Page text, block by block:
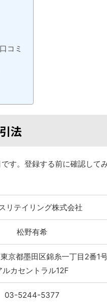
コミ
法
す。登録する前に確認して
リテイリング株式会社
松野有希
京都墨田区錦糸一丁目2番1
ルカセントラル12F
03-5244-5377